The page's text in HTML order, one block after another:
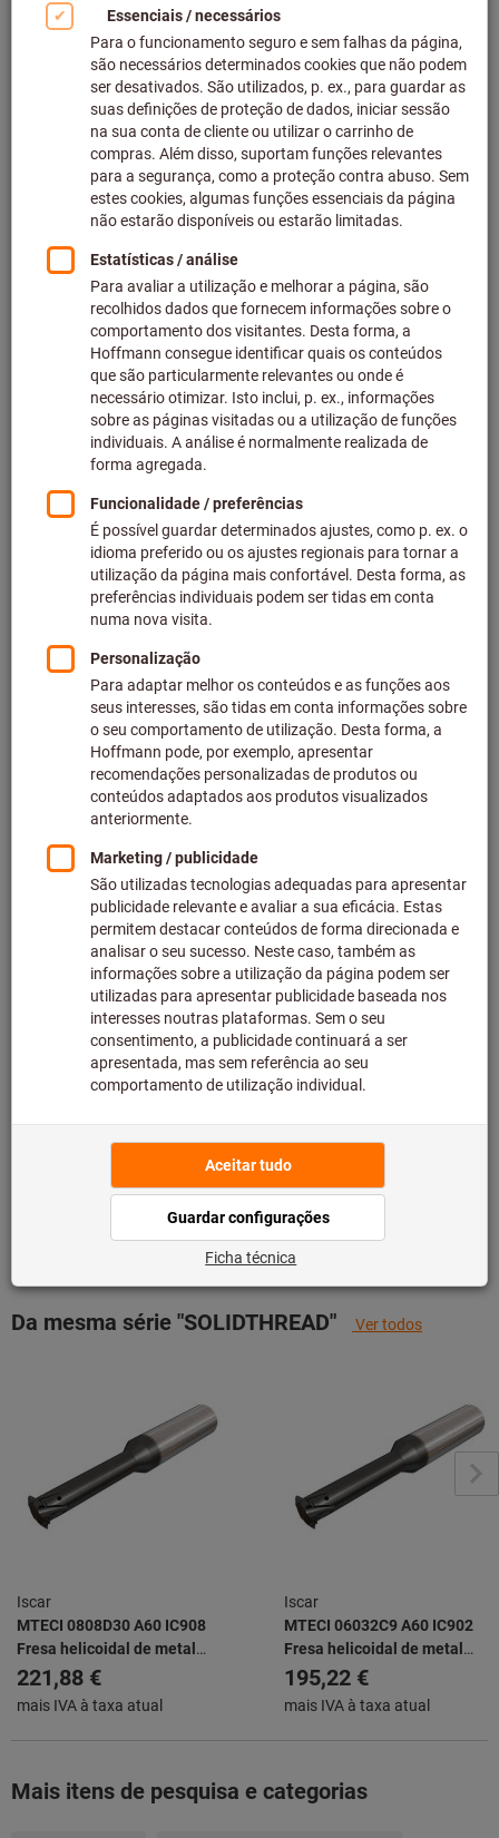
Clicar para aumentar imagem
Preço por 1 Peça
mais IVA à taxa atualPreços mais custos de entrega
Preços individuais para clientes empresariais após
sessão.
Quantidade
Tempo de processamento aprox.: 4-6 dias úteis
Tenha em atenção o prazo de entrega e recomendação:
Efetuamos o pedido deste artigo diretamente ao
fabricante, uma vez que não faz parte da nossa gama
principal e, como tal, não temos em stock.
Adicionar à lista de desejos Partilhar artigo
Detalhes dos produtos
Da mesma série "SOLIDTHREAD" Ver todos
Iscar
MTECI 0808D30 A60 IC908
Fresa helicoidal de metal
duro integral de 60° com
alimentação interna de
produção de roscas internas
221,88 €
mais IVA à taxa atual
Iscar
MTECI 06032C9 A60 IC902
Fresa helicoidal de metal
duro integral de 60° com
alimentação interna de
produção de roscas internas
195,22 €
mais IVA à taxa atual
Mais itens de pesquisa e categorias